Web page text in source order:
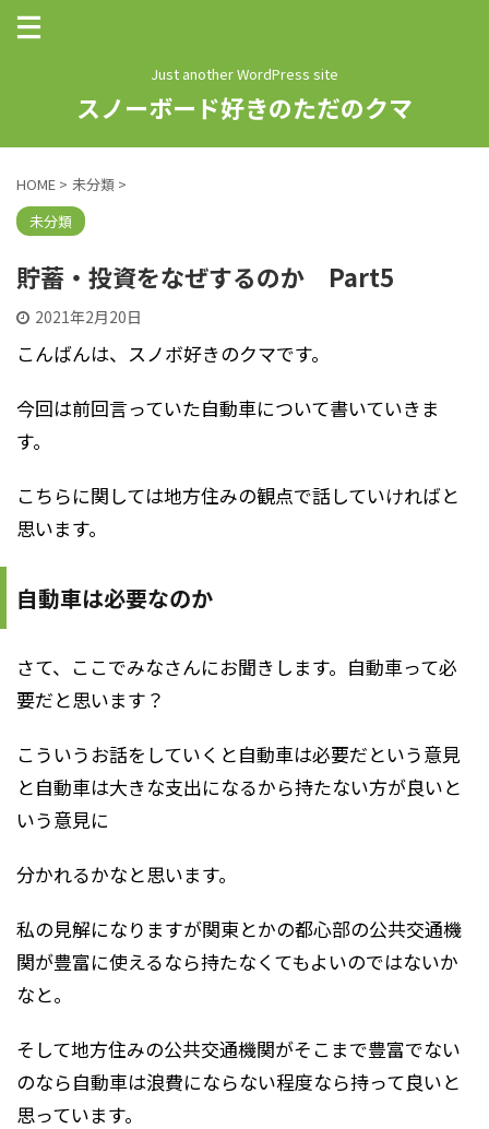
Just another WordPress site
スノーボード好きのただのクマ
HOME > 未分類 >
未分類
貯蓄・投資をなぜするのか Part5
2021年2月20日
こんばんは、スノボ好きのクマです。
今回は前回言っていた自動車について書いていきま
す。
こちらに関しては地方住みの観点で話していければと
思います。
自動車は必要なのか
さて、ここでみなさんにお聞きします。自動車って必
要だと思います？
こういうお話をしていくと自動車は必要だという意見
と自動車は大きな支出になるから持たない方が良いと
いう意見に
分かれるかなと思います。
私の見解になりますが関東とかの都心部の公共交通機
関が豊富に使えるなら持たなくてもよいのではないか
なと。
そして地方住みの公共交通機関がそこまで豊富でない
のなら自動車は浪費にならない程度なら持って良いと
思っています。